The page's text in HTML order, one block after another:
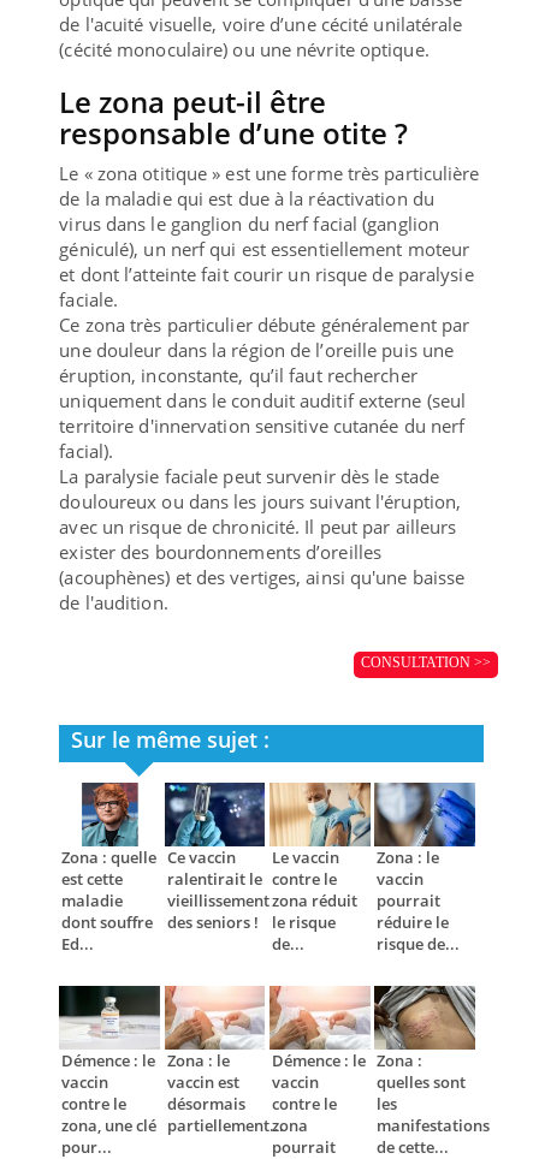
de l'acuité visuelle, voire d’une cécité unilatérale
(cécité monoculaire) ou une névrite optique.
Le zona peut-il être
responsable d’une otite ?
Le « zona otitique » est une forme très particulière
de la maladie qui est due à la réactivation du
virus dans le ganglion du nerf facial (ganglion
géniculé), un nerf qui est essentiellement moteur
et dont l’atteinte fait courir un risque de paralysie
faciale.
Ce zona très particulier débute généralement par
une douleur dans la région de l’oreille puis une
éruption, inconstante, qu’il faut rechercher
uniquement dans le conduit auditif externe (seul
territoire d'innervation sensitive cutanée du nerf
facial).
La paralysie faciale peut survenir dès le stade
douloureux ou dans les jours suivant l'éruption,
avec un risque de chronicité. Il peut par ailleurs
exister des bourdonnements d’oreilles
(acouphènes) et des vertiges, ainsi qu'une baisse
de l'audition.
CONSULTATION >>
Sur le même sujet :
Zona : quelle
est cette
maladie
dont souffre
Ed...
Ce vaccin
ralentirait le
vieillissement
des seniors !
Le vaccin
contre le
zona réduit
le risque
de...
Zona : le
vaccin
pourrait
réduire le
risque de...
Démence : le
vaccin
contre le
zona, une clé
pour...
Zona : le
vaccin est
désormais
partiellement...
Démence : le
vaccin
contre le
zona
pourrait
Zona :
quelles sont
les
manifestations
de cette...